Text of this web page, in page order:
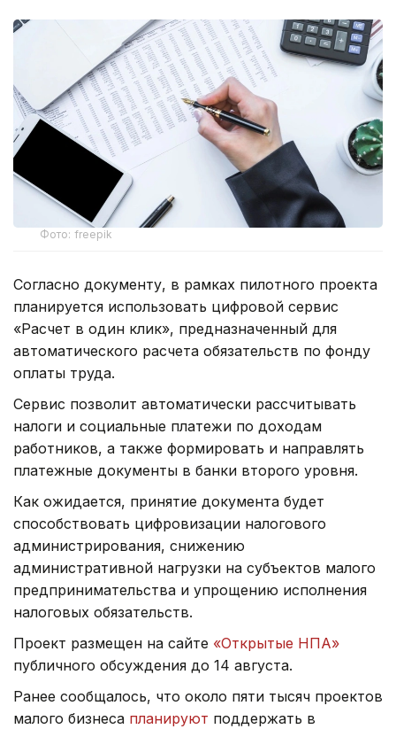
Фото: freepik
Согласно документу, в рамках пилотного проекта
планируется использовать цифровой сервис
«Расчет в один клик», предназначенный для
автоматического расчета обязательств по фонду
оплаты труда.
Сервис позволит автоматически рассчитывать
налоги и социальные платежи по доходам
работников, а также формировать и направлять
платежные документы в банки второго уровня.
Как ожидается, принятие документа будет
способствовать цифровизации налогового
администрирования, снижению
административной нагрузки на субъектов малого
предпринимательства и упрощению исполнения
налоговых обязательств.
Проект размещен на сайте «Открытые НПА»
публичного обсуждения до 14 августа.
Ранее сообщалось, что около пяти тысяч проектов
малого бизнеса планируют поддержать в